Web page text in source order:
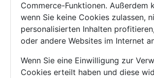
Commerce-Funktionen. Außerdem
wenn Sie keine Cookies zulassen,
personalisierten Inhalten
oder andere Websites im Internet
Wenn Sie eine Einwilligung zur
Cookies erteilt haben und diese